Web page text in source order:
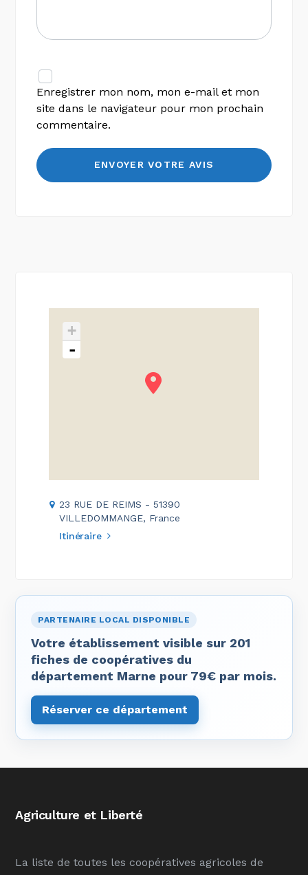
Enregistrer mon nom, mon e-mail et mon
site dans le navigateur pour mon prochain
commentaire.
+
-
23 RUE DE REIMS - 51390
VILLEDOMMANGE, France
Itinéraire
PARTENAIRE LOCAL DISPONIBLE
Votre établissement visible sur 201
fiches de coopératives du
département Marne pour 79€ par mois.
Réserver ce département
Agriculture et Liberté
La liste de toutes les coopératives agricoles de